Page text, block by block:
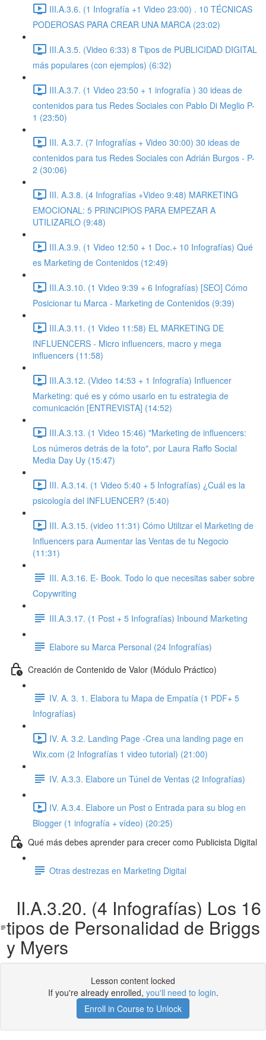
III.A.3.6. (1 Infografía +1 Video 23:00) . 10 TÉCNICAS
PODEROSAS PARA CREAR UNA MARCA (23:02)
III.A.3.5. (Video 6:33) 8 Tipos de PUBLICIDAD DIGITAL
más populares (con ejemplos) (6:32)
III.A.3.7. (1 Video 23:50 + 1 infografía ) 30 ideas de
contenidos para tus Redes Sociales con Pablo Di Meglio P-
1 (23:50)
III. A.3.7. (7 Infografías + Video 30:00) 30 ideas de
contenidos para tus Redes Sociales con Adrián Burgos - P-
2 (30:06)
III. A.3.8. (4 Infografías +Video 9:48) MARKETING
EMOCIONAL: 5 PRINCIPIOS PARA EMPEZAR A
UTILIZARLO (9:48)
III.A.3.9. (1 Video 12:50 + 1 Doc.+ 10 Infografías) Qué
es Marketing de Contenidos (12:49)
III.A.3.10. (1 Video 9:39 + 6 Infografías) [SEO] Cómo
Posicionar tu Marca - Marketing de Contenidos (9:39)
III.A.3.11. (1 Video 11:58) EL MARKETING DE
INFLUENCERS - Micro influencers, macro y mega
influencers (11:58)
III.A.3.12. (Video 14:53 + 1 Infografía) Influencer
Marketing: qué es y cómo usarlo en tu estrategia de
comunicación [ENTREVISTA] (14:52)
III.A.3.13. (1 Video 15:46) "Marketing de influencers:
Los números detrás de la foto", por Laura Raffo Social
Media Day Uy (15:47)
III. A.3.14. (1 Video 5:40 + 5 Infografías) ¿Cuál es la
psicología del INFLUENCER? (5:40)
III. A.3.15. (video 11:31) Cómo Utilizar el Marketing de
Influencers para Aumentar las Ventas de tu Negocio
(11:31)
III. A.3.16. E- Book. Todo lo que necesitas saber sobre
Copywriting
III.A.3.17. (1 Post + 5 Infografías) Inbound Marketing
Elabore su Marca Personal (24 Infografías)
Creación de Contenido de Valor (Módulo Práctico)
IV. A. 3. 1. Elabora tu Mapa de Empatía (1 PDF+ 5
Infografías)
IV. A. 3.2. Landing Page -Crea una landing page en
Wix.com (2 Infografías 1 video tutorial) (21:00)
IV. A.3.3. Elabore un Túnel de Ventas (2 Infografías)
IV. A.3.4. Elabore un Post o Entrada para su blog en
Blogger (1 infografía + vídeo) (20:25)
Qué más debes aprender para crecer como Publicista Digital
Otras destrezas en Marketing Digital
II.A.3.20. (4 Infografías) Los 16
tipos de Personalidad de Briggs
y Myers
Lesson content locked
If you're already enrolled, you'll need to login.
Enroll in Course to Unlock